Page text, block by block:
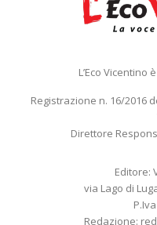
L’Eco
Registrazione n. 16/2016
Direttore
Editore:
via Lago di
Redazione: